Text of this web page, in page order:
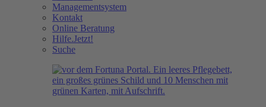
Managementsystem
Kontakt
Online Beratung
Hilfe.Jetzt!
Suche